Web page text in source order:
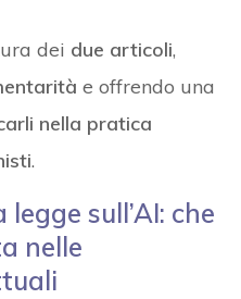
dei due articoli,
e offrendo una
nella pratica
.
sull’AI: che
nelle